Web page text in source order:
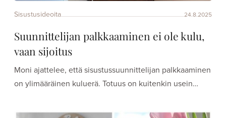
Sisustusideoita 24.8.2025
Suunnittelijan palkkaaminen ei ole kulu,
vaan sijoitus
Moni ajattelee, että sisustussuunnittelijan palkkaaminen
on ylimääräinen kuluerä. Totuus on kuitenkin usein…